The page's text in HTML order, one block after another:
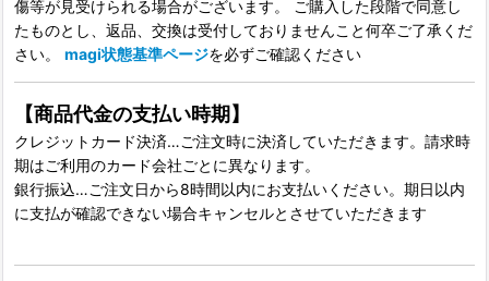
傷等が見受けられる場合がございます。 ご購入した段階で同意し
たものとし、返品、交換は受付しておりませんこと何卒ご了承くだ
さい。 magi状態基準ページを必ずご確認ください
【商品代金の支払い時期】
クレジットカード決済…ご注文時に決済していただきます。請求時
期はご利用のカード会社ごとに異なります。
銀行振込…ご注文日から8時間以内にお支払いください。期日以内
に支払が確認できない場合キャンセルとさせていただきます